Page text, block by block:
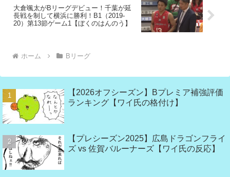
大倉颯太がBリーグデビュー！千葉が延
長戦を制して横浜に勝利！B1（2019-
20）第13節ゲーム1【ぼくのはんのう】
ホーム Bリーグ
【2026オフシーズン】Bプレミア補強評価
ランキング【ワイ氏の格付け】
【プレシーズン2025】広島ドラゴンフライ
ズ vs 佐賀バルーナーズ【ワイ氏の反応】